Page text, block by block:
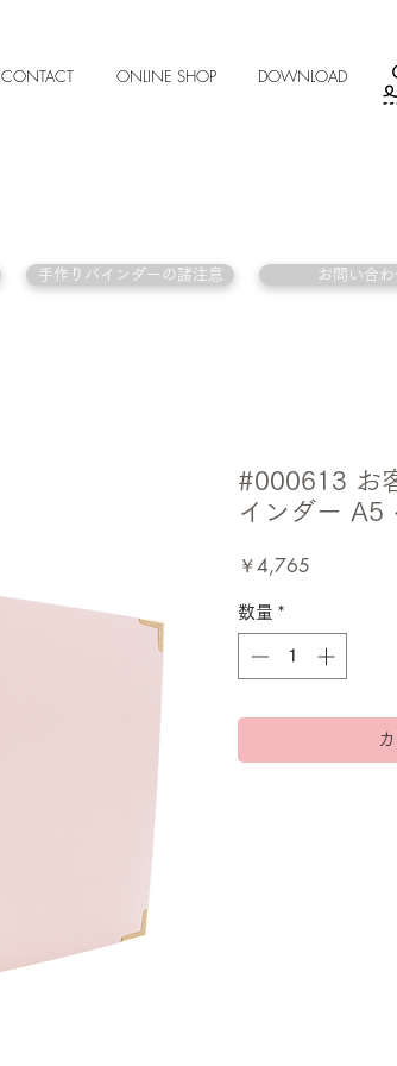
CONTACT ONLINE SHOP DOWNLOAD
#000613 お
インダー A5
￥4,765
数量 *
手作りバインダーの諸注意 お問い合わ